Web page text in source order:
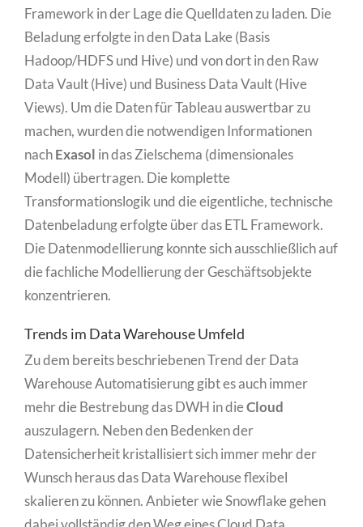
Framework in der Lage die Quelldaten zu laden. Die
Beladung erfolgte in den Data Lake (Basis
Hadoop/HDFS und Hive) und von dort in den Raw
Data Vault (Hive) und Business Data Vault (Hive
Views). Um die Daten für Tableau auswertbar zu
machen, wurden die notwendigen Informationen
nachExasol in das Zielschema (dimensionales
Modell) übertragen. Die komplette
Transformationslogik und die eigentliche, technische
Datenbeladung erfolgte über das ETL Framework.
Die Datenmodellierung konnte sich ausschließlich auf
die fachliche Modellierung der Geschäftsobjekte
konzentrieren.
Trends im Data Warehouse Umfeld
Zu dem bereits beschriebenen Trend der Data
Warehouse Automatisierung gibt es auch immer
mehr die Bestrebung das DWH in dieCloud
auszulagern. Neben den Bedenken der
Datensicherheit kristallisiert sich immer mehr der
Wunsch heraus das Data Warehouse flexibel
skalieren zu können. Anbieter wie Snowflake gehen